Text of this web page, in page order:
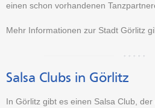
einen schon vorhandenen
Mehr Informationen zur Stadt Görlitz
Salsa Clubs in Görlitz
In Görlitz gibt es einen Salsa Club,